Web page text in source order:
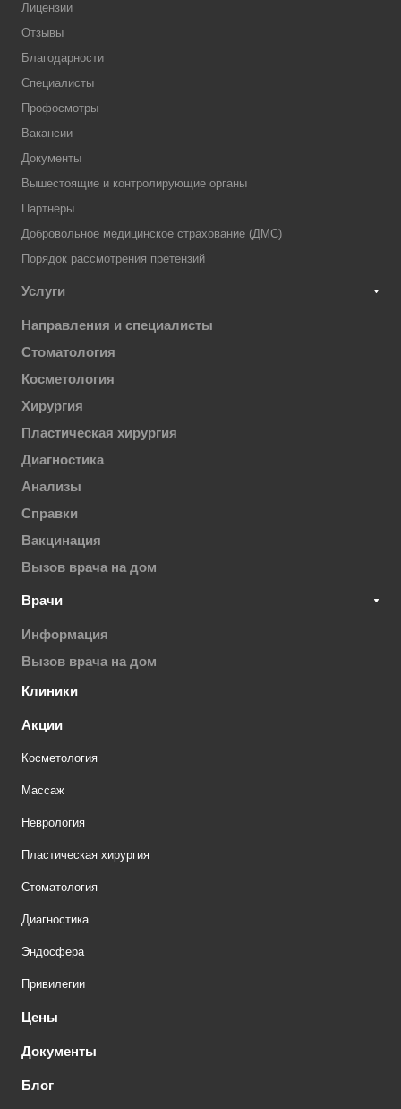
Лицензии
Отзывы
Благодарности
Специалисты
Профосмотры
Вакансии
Документы
Вышестоящие и контролирующие органы
Партнеры
Добровольное медицинское страхование (ДМС)
Порядок рассмотрения претензий
Услуги
Направления и специалисты
Стоматология
Косметология
Хирургия
Пластическая хирургия
Диагностика
Анализы
Справки
Вакцинация
Вызов врача на дом
Врачи
Информация
Вызов врача на дом
Клиники
Акции
Косметология
Массаж
Неврология
Пластическая хирургия
Стоматология
Диагностика
Эндосфера
Привилегии
Цены
Документы
Блог